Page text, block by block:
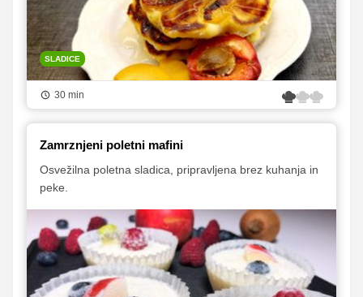
SLADICE
30 min
Zamrznjeni poletni mafini
Osvežilna poletna sladica, pripravljena brez kuhanja in
peke.